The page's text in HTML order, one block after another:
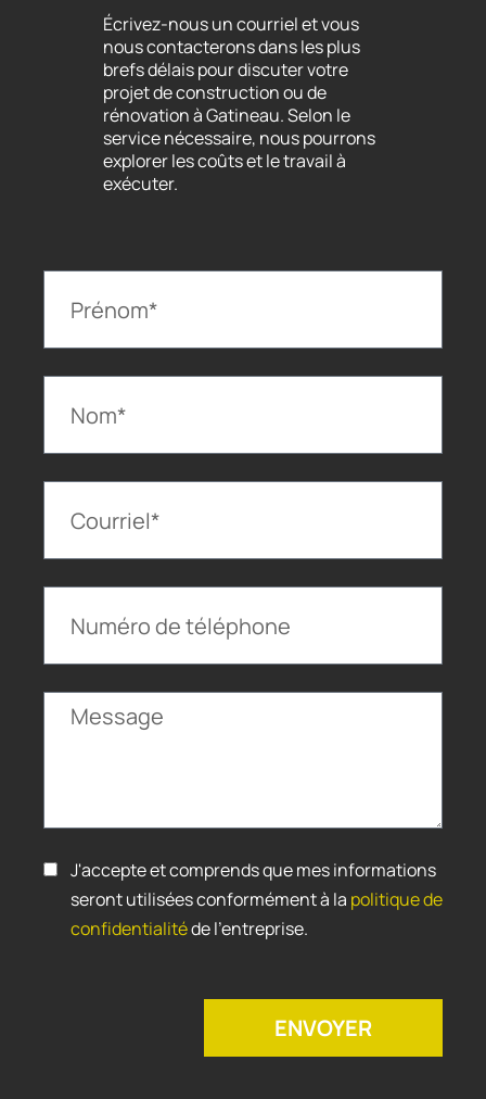
Écrivez-nous un courriel et vous
nous contacterons dans les plus
brefs délais pour discuter votre
projet de construction ou de
rénovation à Gatineau. Selon le
service nécessaire, nous pourrons
explorer les coûts et le travail à
exécuter.
J'accepte et comprends que mes informations
seront utilisées conformément à la politique de
confidentialitéde l'entreprise.
ENVOYER